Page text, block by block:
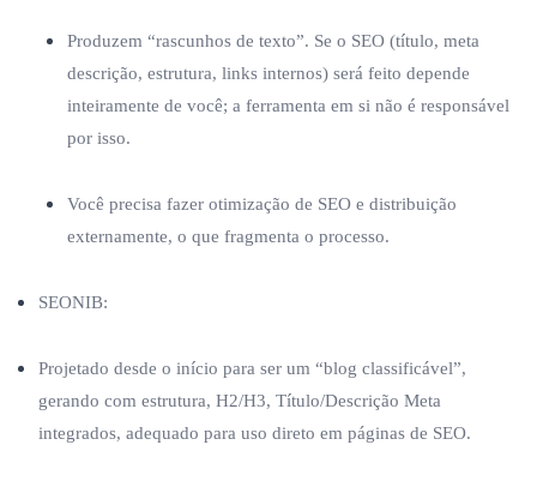
Produzem “rascunhos de texto”. Se o SEO (título, meta
descrição, estrutura, links internos) será feito depende
inteiramente de você; a ferramenta em si não é responsável
por isso.
Você precisa fazer otimização de SEO e distribuição
externamente, o que fragmenta o processo.
SEONIB:
Projetado desde o início para ser um “blog classificável”,
gerando com estrutura, H2/H3, Título/Descrição Meta
integrados, adequado para uso direto em páginas de SEO.